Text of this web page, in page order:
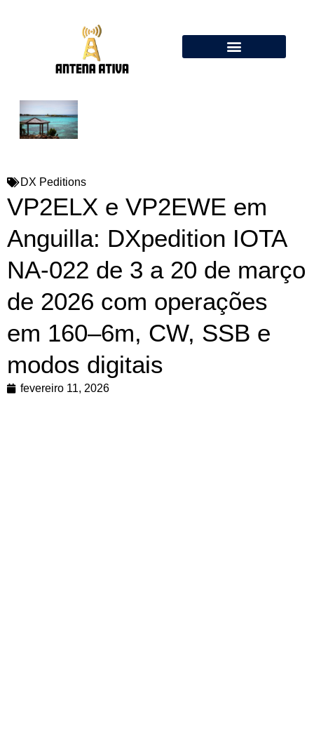
DX Peditions
VP2ELX e VP2EWE em
Anguilla: DXpedition IOTA
NA-022 de 3 a 20 de março
de 2026 com operações
em 160–6m, CW, SSB e
modos digitais
fevereiro 11, 2026